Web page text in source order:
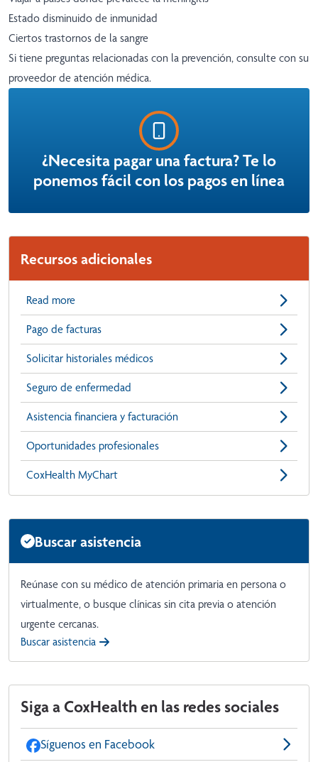
Estado disminuido de inmunidad
Ciertos trastornos de la sangre
Si tiene preguntas relacionadas con la prevención, consulte con su
proveedor de atención médica.
¿Necesita pagar una factura? Te lo
ponemos fácil con los pagos en línea
Recursos adicionales
Read more
Pago de facturas
Solicitar historiales médicos
Seguro de enfermedad
Asistencia financiera y facturación
Oportunidades profesionales
CoxHealth MyChart
Buscar asistencia
Reúnase con su médico de atención primaria en persona o
virtualmente, o busque clínicas sin cita previa o atención
urgente cercanas.
Buscar asistencia
Siga a CoxHealth en las redes sociales
Síguenos en Facebook